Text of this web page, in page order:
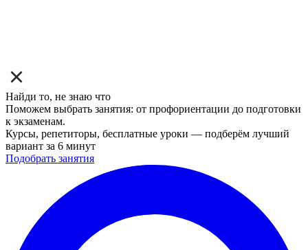
Найди то, не знаю что
Поможем выбрать занятия: от профориентации до подготовки
к экзаменам.
Курсы, репетиторы, бесплатные уроки — подберём лучший
вариант за 6 минут
Подобрать занятия